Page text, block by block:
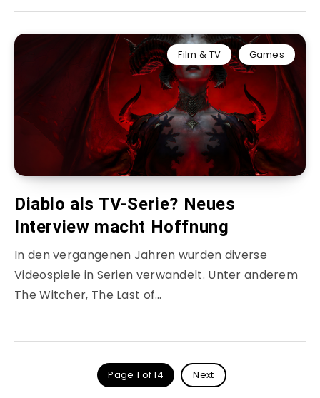
Film & TV Games
Diablo als TV-Serie? Neues
Interview macht Hoffnung
In den vergangenen Jahren wurden diverse
Videospiele in Serien verwandelt. Unter anderem
The Witcher, The Last of…
Page 1 of 14 Next